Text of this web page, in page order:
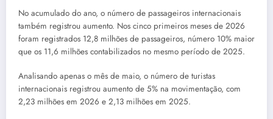
No acumulado do ano, o número de passageiros internacionais
também registrou aumento. Nos cinco primeiros meses de 2026
foram registrados 12,8 milhões de passageiros, número 10% maior
que os 11,6 milhões contabilizados no mesmo período de 2025.
Analisando apenas o mês de maio, o número de turistas
internacionais registrou aumento de 5% na movimentação, com
2,23 milhões em 2026 e 2,13 milhões em 2025.